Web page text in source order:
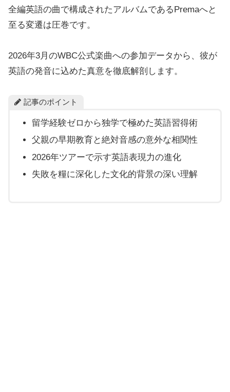
全編英語の曲で構成されたアルバムであるPremaへと
至る変遷は圧巻です。
2026年3月のWBC公式楽曲への参加データから、彼が
英語の発音に込めた真意を徹底解剖します。
記事のポイント
留学経験ゼロから独学で極めた英語習得術
父親の早期教育と絶対音感の意外な相関性
2026年ツアーで示す英語表現力の進化
失敗を糧に深化した文化的背景の深い理解